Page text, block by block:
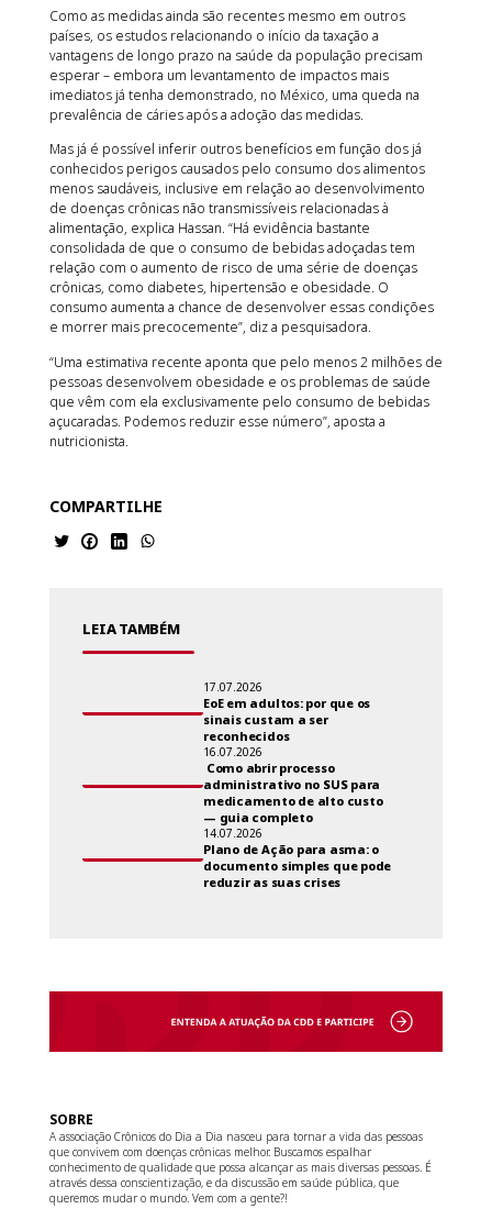
Como as medidas ainda são recentes mesmo em outros
países, os estudos relacionando o início da taxação a
vantagens de longo prazo na saúde da população precisam
esperar – embora um levantamento de impactos mais
imediatos já tenha demonstrado, no México, uma queda na
prevalência de cáries após a adoção das medidas.
Mas já é possível inferir outros benefícios em função dos já
conhecidos perigos causados pelo consumo dos alimentos
menos saudáveis, inclusive em relação ao desenvolvimento
de doenças crônicas não transmissíveis relacionadas à
alimentação, explica Hassan. “Há evidência bastante
consolidada de que o consumo de bebidas adoçadas tem
relação com o aumento de risco de uma série de doenças
crônicas, como diabetes, hipertensão e obesidade. O
consumo aumenta a chance de desenvolver essas condições
e morrer mais precocemente”, diz a pesquisadora.
“Uma estimativa recente aponta que pelo menos 2 milhões de
pessoas desenvolvem obesidade e os problemas de saúde
que vêm com ela exclusivamente pelo consumo de bebidas
açucaradas. Podemos reduzir esse número”, aposta a
nutricionista.
COMPARTILHE
LEIA TAMBÉM
17.07.2026
EoE em adultos: por que os
sinais custam a ser
reconhecidos
16.07.2026
Como abrir processo
administrativo no SUS para
medicamento de alto custo
— guia completo
14.07.2026
Plano de Ação para asma: o
documento simples que pode
reduzir as suas crises
SOBRE
A associação Crônicos do Dia a Dia nasceu para tornar a vida das pessoas
que convivem com doenças crônicas melhor. Buscamos espalhar
conhecimento de qualidade que possa alcançar as mais diversas pessoas. É
através dessa conscientização, e da discussão em saúde pública, que
queremos mudar o mundo. Vem com a gente?!